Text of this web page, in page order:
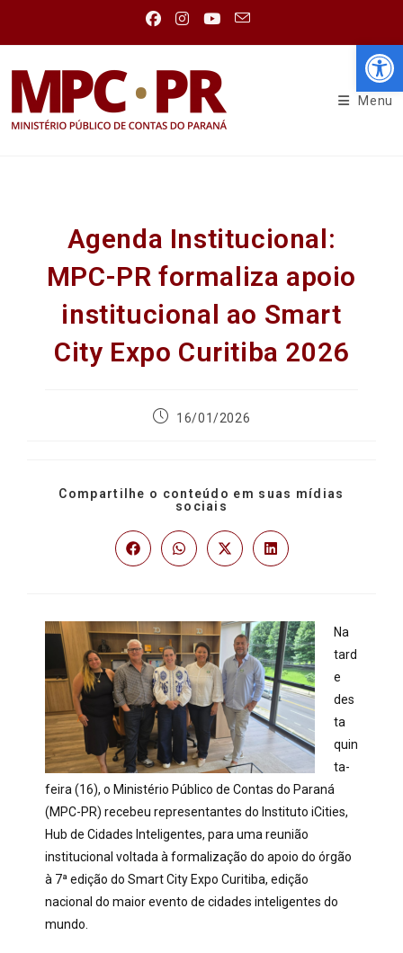
Menu
Agenda Institucional:
MPC-PR formaliza apoio
institucional ao Smart
City Expo Curitiba 2026
16/01/2026
Compartilhe o conteúdo em suas mídias
sociais
Na
tard
e
des
ta
quin
ta-
feira (16), o Ministério Público de Contas do Paraná
(MPC-PR) recebeu representantes do Instituto iCities,
Hub de Cidades Inteligentes, para uma reunião
institucional voltada à formalização do apoio do órgão
à 7ª edição do Smart City Expo Curitiba, edição
nacional do maior evento de cidades inteligentes do
mundo.